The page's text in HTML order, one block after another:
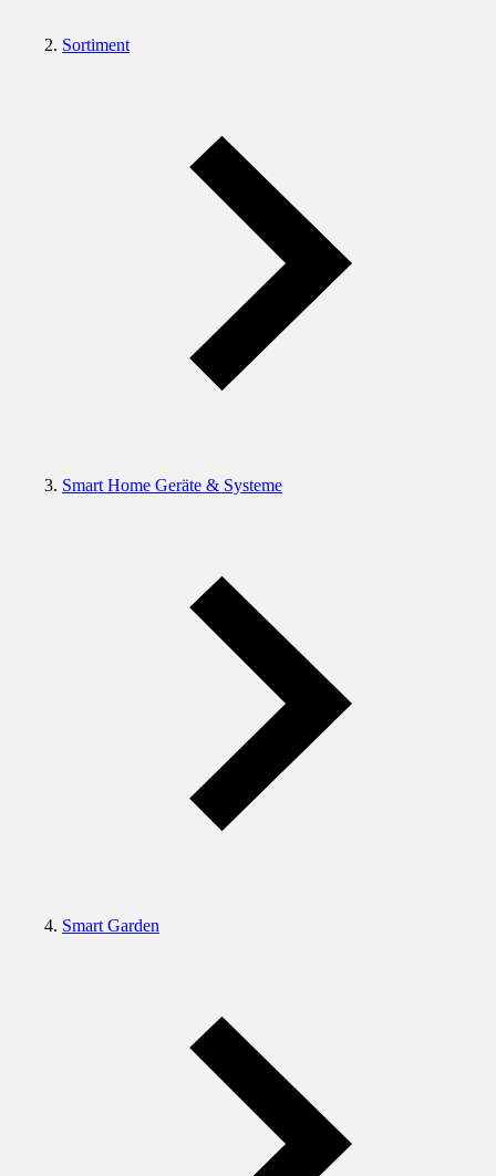
Sortiment
Smart Home Geräte & Systeme
Smart Garden